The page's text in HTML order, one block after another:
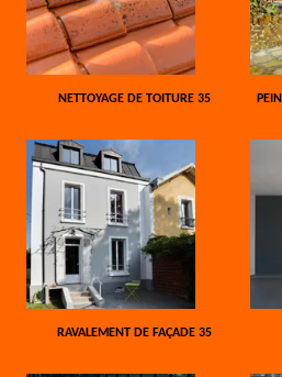
NETTOYAGE DE TOITURE 35
RAVALEMENT DE FAÇADE 35